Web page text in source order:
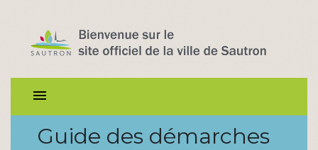
menu
Guide des démarches